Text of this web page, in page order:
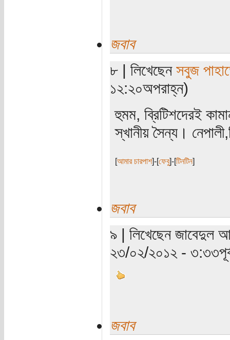
জবাব
৮ | লিখেছেন সবুজ
১২:২০অপরাহ্ন)
হুমম, ব্রিটিশদেরই
স্খানীয় সৈন্য।
আমার চারপাশ]-[ ফেবু]-[ টিনটিন]
জবাব
৯ | লিখেছেন জাবেদুল
২৩/০২/২০১২ -
জবাব